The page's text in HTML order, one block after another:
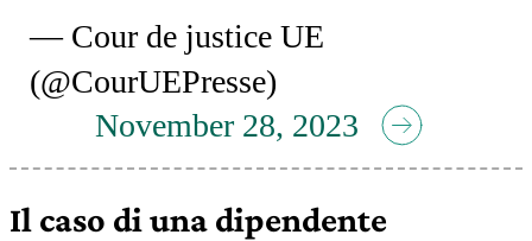
— Cour de justice UE
(@CourUEPresse)
November 28, 2023
Il caso di una dipendente